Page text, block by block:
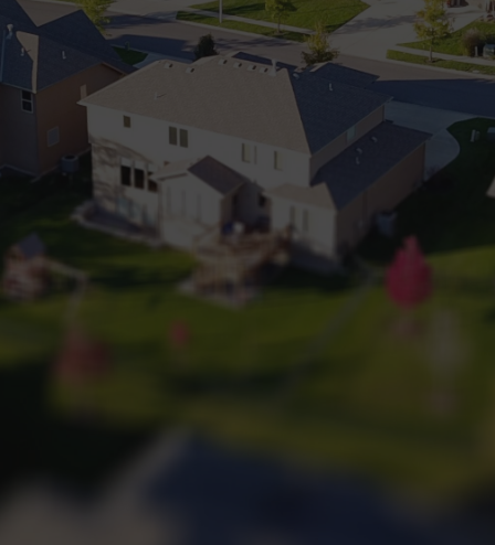
+32 (0) 2 660 50 50
Bruxelles Sud
Sambreville